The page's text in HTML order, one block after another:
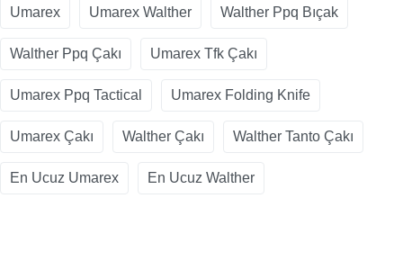
Umarex Umarex Walther Walther Ppq Bıçak
Walther Ppq Çakı Umarex Tfk Çakı
Umarex Ppq Tactical Umarex Folding Knife
Umarex Çakı Walther Çakı Walther Tanto Çakı
En Ucuz Umarex En Ucuz Walther